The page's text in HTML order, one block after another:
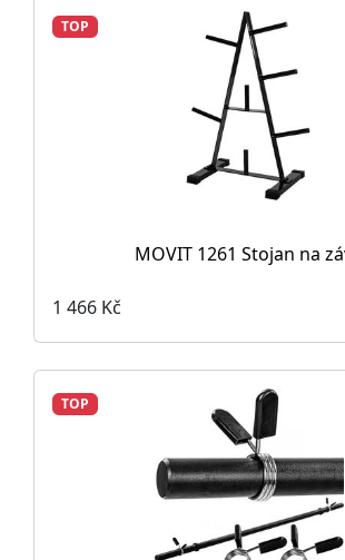
TOP
MOVIT 1261 Stojan na
1 466 Kč
TOP